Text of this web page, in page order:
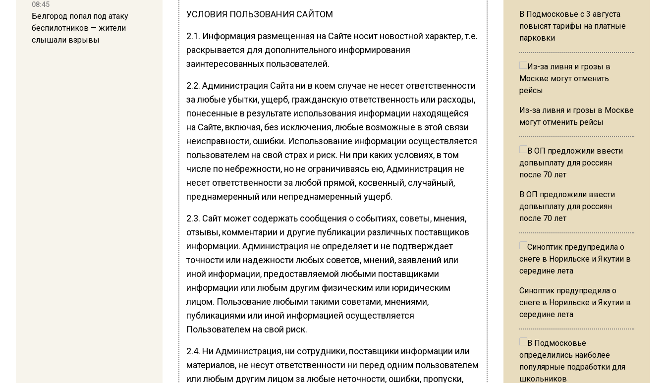
08:45
Белгород попал под атаку
беспилотников — жители
слышали взрывы
УСЛОВИЯ ПОЛЬЗОВАНИЯ САЙТОМ
2.1. Информация размещенная на Сайте носит новостной характер, т.е.
раскрывается для дополнительного информирования
заинтересованных пользователей.
2.2. Администрация Сайта ни в коем случае не несет ответственности
за любые убытки, ущерб, гражданскую ответственность или расходы,
понесенные в результате использования информации находящейся
на Сайте, включая, без исключения, любые возможные в этой связи
неисправности, ошибки. Использование информации осуществляется
пользователем на свой страх и риск. Ни при каких условиях, в том
числе по небрежности, но не ограничиваясь ею, Администрация не
несет ответственности за любой прямой, косвенный, случайный,
преднамеренный или непреднамеренный ущерб.
2.3. Сайт может содержать сообщения о событиях, советы, мнения,
отзывы, комментарии и другие публикации различных поставщиков
информации. Администрация не определяет и не подтверждает
точности или надежности любых советов, мнений, заявлений или
иной информации, предоставляемой любыми поставщиками
информации или любым другим физическим или юридическим
лицом. Пользование любыми такими советами, мнениями,
публикациями или иной информацией осуществляется
Пользователем на свой риск.
2.4. Ни Администрация, ни сотрудники, поставщики информации или
материалов, не несут ответственности ни перед одним пользователем
или любым другим лицом за любые неточности, ошибки, пропуски,
В Подмосковье с 3 августа
повысят тарифы на платные
парковки
Из-за ливня и грозы в Москве
могут отменить рейсы
В ОП предложили ввести
допвыплату для россиян
после 70 лет
Синоптик предупредила о
снеге в Норильске и Якутии в
середине лета